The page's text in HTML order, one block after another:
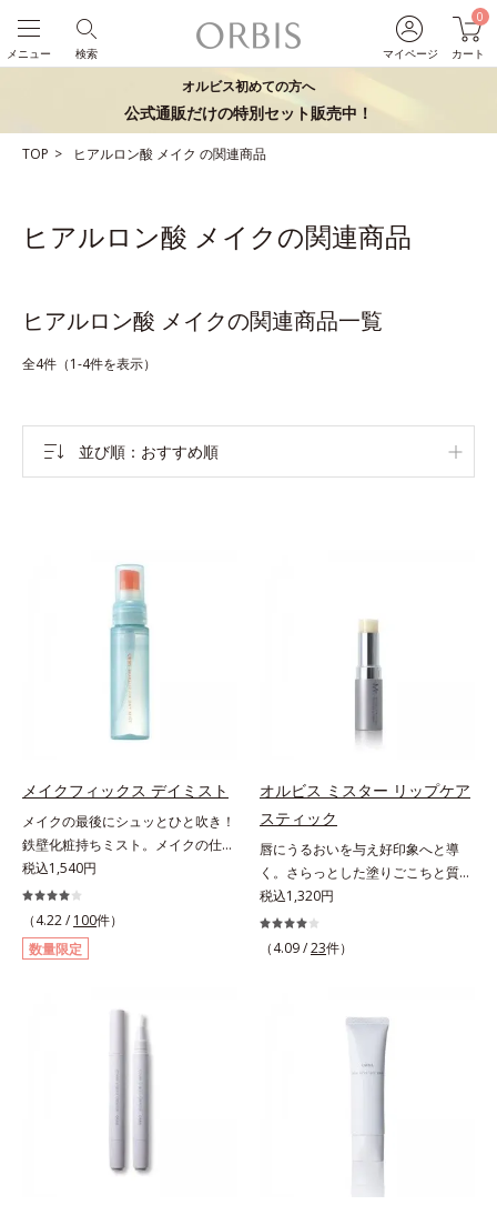
マイページ
0
カート
検索
メニュー
オルビス初めての方へ
公式通販だけの特別セット販売中！
TOP ヒアルロン酸 メイク の関連商品
ヒアルロン酸 メイクの関連商品
ヒアルロン酸 メイクの関連商品一覧
全4件（1-4件を表示）
並び順 おすすめ順
メイクフィックス デイミスト
メイクの最後にシュッとひと吹き！
鉄壁化粧持ちミスト。メイクの仕上
げにシュッとひと吹き。肌とメイク
の密着感をピタッと高め、メイクく
ずれを防ぎ、化粧持ちをアップさせ
るミストタイプの化粧水です。くず
れ防止成分(*1)を含む層と美容成分
振って混ぜると、美容成分がくずれ
防止成分を包み込み、メイクの上に
ピタッと密着。くずれ防止成分が
汗・水・皮脂をはじきながら、美容
成分がうるおいをキープ。Wの機能
でメイクをくずさずガードします。
続き、エアコンなどによる乾燥も防
税込1,540円
（4.22 / 100件）
数量限定
オルビス ミスター リップケア
スティック
唇にうるおいを与え好印象へと導
く。さらっとした塗りごこちと質感
で自然で好印象な口元に。さらっと
した軽やかな塗りごこちでありなが
らも、唇にうるおいを与える「モイ
リップクリームに苦手意識を感じる
方でも使用しやすい設計に。ツヤを
抑えた質感で、自然で好印象な口元
るおいを与えます。※センブリエキ
税込1,320円
（4.09 /23件）